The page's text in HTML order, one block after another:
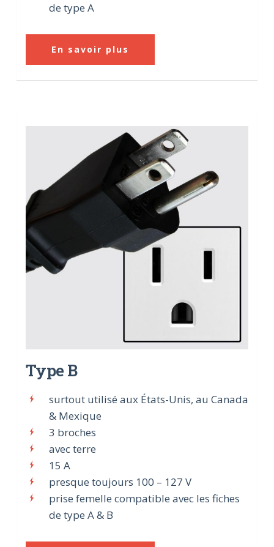
de type A
En savoir plus
Type B
surtout utilisé aux États-Unis, au Canada
& Mexique
3 broches
avec terre
15 A
presque toujours 100 – 127 V
prise femelle compatible avec les fiches
de type A & B